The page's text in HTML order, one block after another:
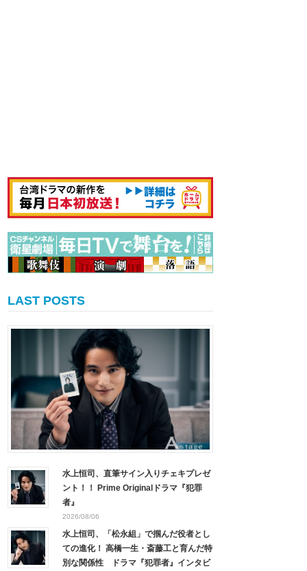
LAST POSTS
水上恒司、直筆サイン入りチェキプレゼ
ント！！ Prime Originalドラマ『犯罪
者』
2026/08/06
水上恒司、「松永組」で掴んだ役者とし
ての進化！ 高橋一生・斎藤工と育んだ特
別な関係性 ドラマ『犯罪者』インタビ